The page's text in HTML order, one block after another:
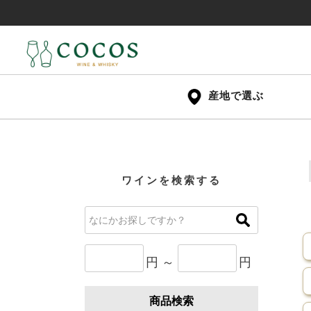
産地で選ぶ
ワインを検索する
円 ～ 円
商品検索